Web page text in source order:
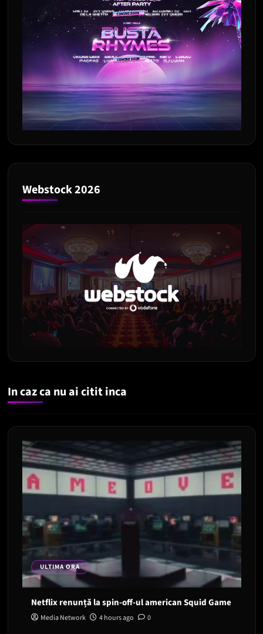
Webstock 2026
In caz ca nu ai citit inca
ULTIMA ORA
Netflix renunță la spin-off-ul american Squid Game
Media Network 4 hours ago 0